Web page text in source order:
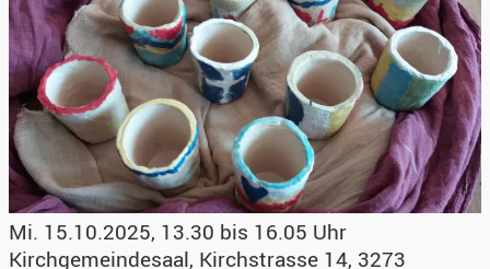
Mi. 15.10.2025, 13.30 bis 16.05 Uhr
Kirchgemeindesaal, Kirchstrasse 14, 3273